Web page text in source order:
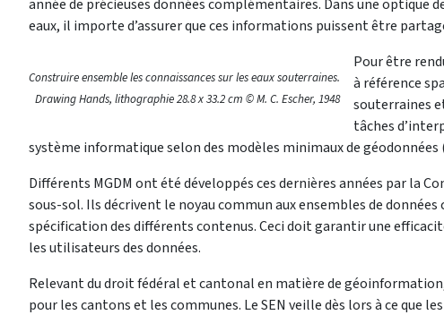
eaux, il importe d’assurer que ces informations puissent être
Construire ensemble les connaissances sur les eaux souterraines.
Drawing Hands, lithographie 28.8 x 33.2 cm © M. C. Escher, 1948
Pour être
à référence
souterraines
tâches
système informatique selon des modèles minimaux de géodonnées
Différents MGDM ont été développés ces dernières années par la
sous-sol. Ils décrivent le noyau commun aux ensembles de
spécification des différents contenus. Ceci doit garantir une
les utilisateurs des données.
Relevant du droit fédéral et cantonal en matière de
pour les cantons et les communes. Le SEN veille dès lors à ce que